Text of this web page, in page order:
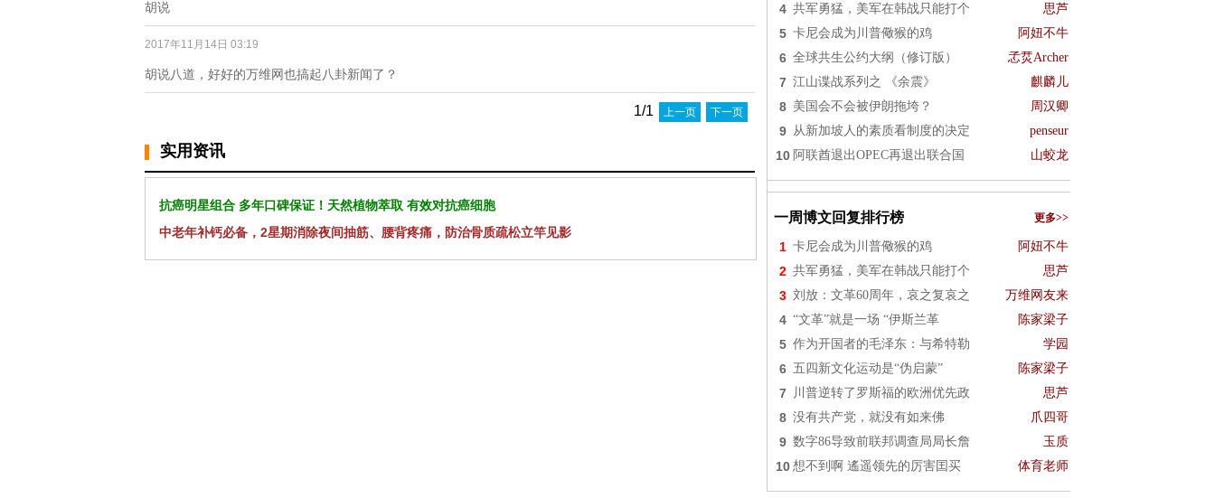
胡说
2017年11月14日 03:19
胡说八道，好好的万维网也搞起八卦新闻了？
1/1 上一页 下一页
实用资讯
抗癌明星组合 多年口碑保证！天然植物萃取 有效对抗癌细胞
中老年补钙必备，2星期消除夜间抽筋、腰背疼痛，防治骨质疏松立竿见影
4 共军勇猛，美军在韩战只能打个 思芦
5 卡尼会成为川普儆猴的鸡 阿妞不牛
6 全球共生公约大纲（修订版） 孞烎Archer
7 江山谍战系列之 《余震》 麒麟儿
8 美国会不会被伊朗拖垮？ 周汉卿
9 从新加坡人的素质看制度的决定 penseur
10 阿联酋退出OPEC再退出联合国 山蛟龙
一周博文回复排行榜 更多>>
1 卡尼会成为川普儆猴的鸡 阿妞不牛
2 共军勇猛，美军在韩战只能打个 思芦
3 刘放：文革60周年，哀之复哀之 万维网友来
4 “文革”就是一场 “伊斯兰革 陈家梁子
5 作为开国者的毛泽东：与希特勒 学园
6 五四新文化运动是“伪启蒙” 陈家梁子
7 川普逆转了罗斯福的欧洲优先政 思芦
8 没有共产党，就没有如来佛 爪四哥
9 数字86导致前联邦调查局局长詹 玉质
10 想不到啊 遙遥领先的厉害囯买 体育老师